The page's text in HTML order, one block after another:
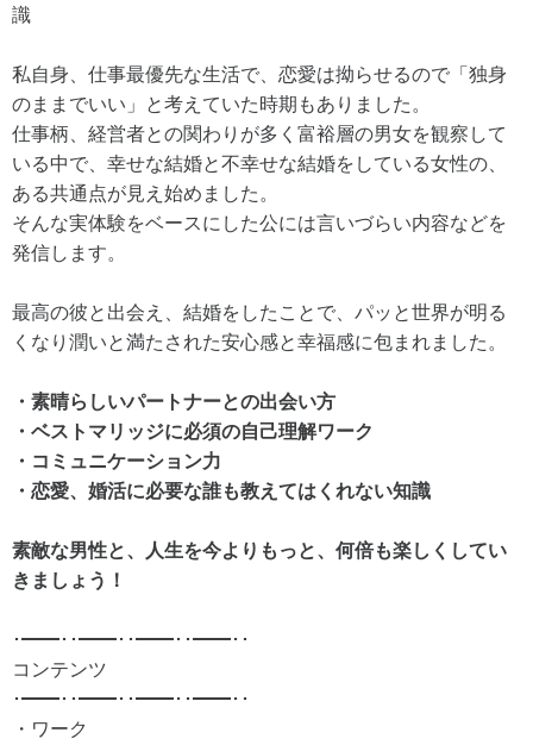
識
私自身、仕事最優先な生活で、恋愛は拗らせるので「独身
のままでいい」と考えていた時期もありました。
仕事柄、経営者との関わりが多く富裕層の男女を観察して
いる中で、幸せな結婚と不幸せな結婚をしている女性の、
ある共通点が見え始めました。
そんな実体験をベースにした公には言いづらい内容などを
発信します。
最高の彼と出会え、結婚をしたことで、パッと世界が明る
くなり潤いと満たされた安心感と幸福感に包まれました。
・素晴らしいパートナーとの出会い方
・ベストマリッジに必須の自己理解ワーク
・コミュニケーション力
・恋愛、婚活に必要な誰も教えてはくれない知識
素敵な男性と、人生を今よりもっと、何倍も楽しくしてい
きましょう！
･━━･･━━･･━━･･━━･･
コンテンツ
･━━･･━━･･━━･･━━･･
・ワーク